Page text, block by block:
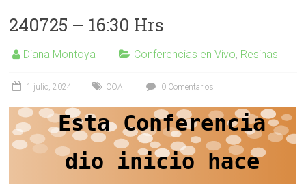
240725 – 16:30 Hrs
Diana Montoya Conferencias en Vivo, Resinas
1 julio, 2024 COA 0 Comentarios